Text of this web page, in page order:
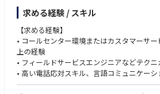
この職務では、「初回修理完了率（First
供時間（Time to Service）」の面で、最高
な役割を担います。
■具体的な業務内容
・お客様からのリクエストに迅速に対応し
めに、報告されたトラブルに関するすべて
求める経験 / スキル
【求める経験】
• コールセンター環境またはカスタマーサ
上の経験
• フィールドサービスエンジニアなどテク
• 高い電話応対スキル、言語コミュニケー
• カスタマーサービスの慣行および原則に関